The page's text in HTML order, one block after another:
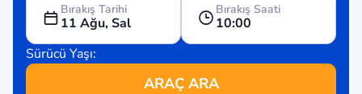
Bırakış Tarihi
11 Ağu, Sal
Bırakış Saati
10:00
Sürücü Yaşı:
ARAÇ ARA